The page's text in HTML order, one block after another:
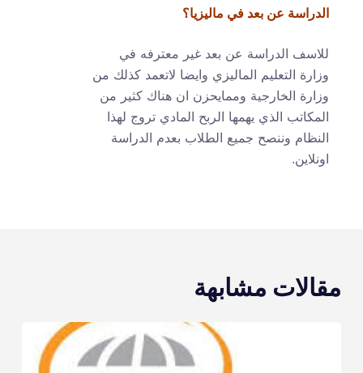
الدراسة عن بعد في ماليزيا؟
للاسف الدراسة عن بعد غير معترفه في
وزارة التعليم الماليزي وايضا لاتعمد كذلك من
وزارة الخارجية وممايحزن ان هناك كثير من
المكاتب الذي يهمها الربح المادي تروج لهذا
النظام وننصح جميع الطلاب بعدم الدراسة
اونلاين.
مقالات مشابهة